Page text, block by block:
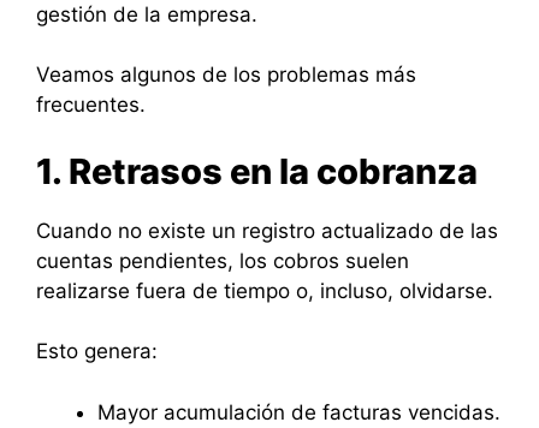
gestión de la empresa.
Veamos algunos de los problemas más
frecuentes.
1. Retrasos en la cobranza
Cuando no existe un registro actualizado de las
cuentas pendientes, los cobros suelen
realizarse fuera de tiempo o, incluso, olvidarse.
Esto genera:
Mayor acumulación de facturas vencidas.